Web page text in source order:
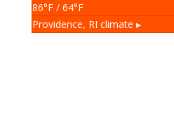
86°F/ 64°F
Providence, RI climate ▸